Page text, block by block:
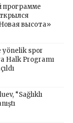
программе
высота»
yönelik spor
Halk Programı
“Sağlıklı